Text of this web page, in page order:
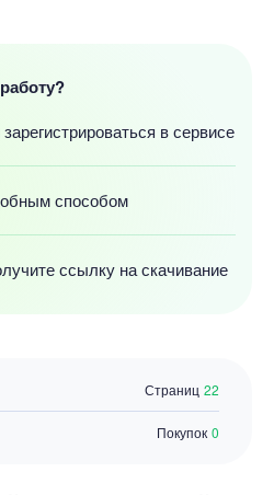
в сервисе
способом
ссылку на скачивание
Страниц 22
Покупок 0